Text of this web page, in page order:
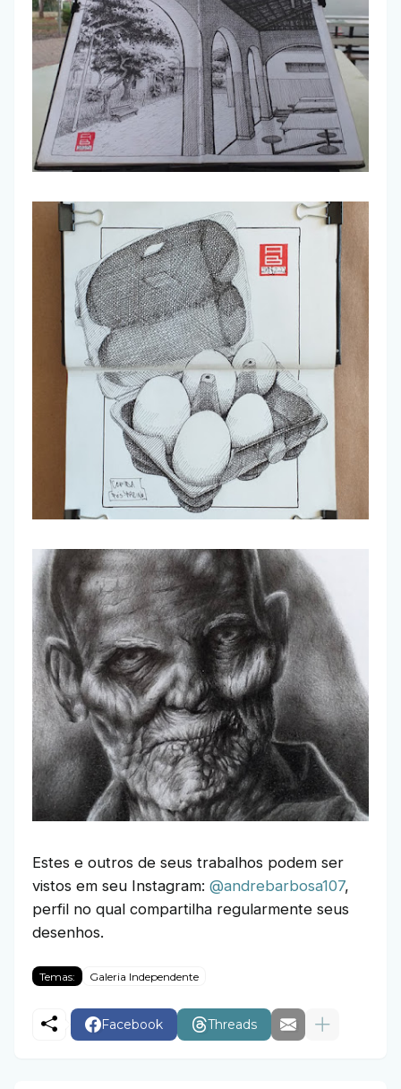
Estes e outros de seus trabalhos podem ser
vistos em seu Instagram: @andrebarbosa107,
perfil no qual compartilha regularmente seus
desenhos.
Temas: Galeria Independente
Facebook Threads